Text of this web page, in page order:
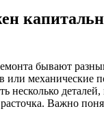
бывают
или механические
несколько
Важно